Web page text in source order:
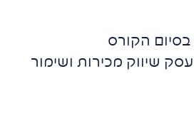
שיווק מכירות ושימור